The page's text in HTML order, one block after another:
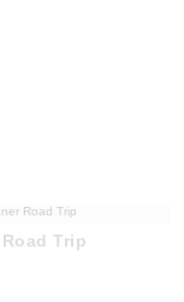
Road Trip